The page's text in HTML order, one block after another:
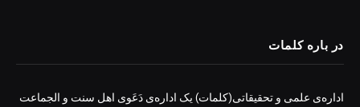
در باره کلمات
اداره‌ی علمی و تحقیقاتی(کلمات) یک اداره‌ی دَعَوی اهل سنت و الجماعت